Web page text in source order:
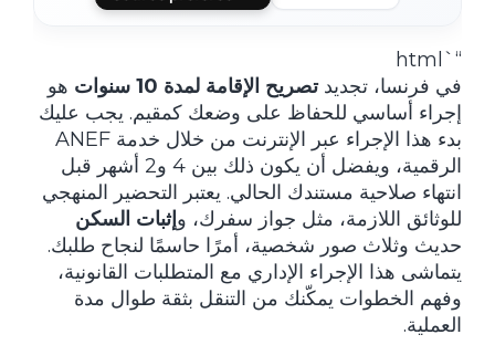
“`html
في فرنسا، تجديدتصريح الإقامة لمدة 10 سنوات
هو
إجراء أساسي للحفاظ على وضعك كمقيم. يجب عليك
بدء هذا الإجراء عبر الإنترنت من خلال خدمة ANEF
الرقمية، ويفضل أن يكون ذلك بين 4 و2 أشهر قبل
انتهاء صلاحية مستندك الحالي. يعتبر التحضير المنهجي
للوثائق اللازمة، مثل جواز سفرك، و إثبات السكن
حديث وثلاث صور شخصية، أمرًا حاسمًا لنجاح طلبك.
يتماشى هذا الإجراء الإداري مع المتطلبات القانونية،
وفهم الخطوات يمكّنك من التنقل بثقة طوال مدة
العملية.